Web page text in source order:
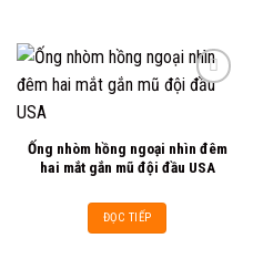
wishlist
Ống nhòm hồng ngoại nhìn đêm
hai mắt gắn mũ đội đầu USA
ĐỌC TIẾP